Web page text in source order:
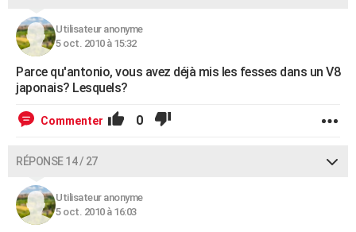
Utilisateur anonyme
5 oct. 2010 à 15:32
Parce qu'antonio, vous avez déjà mis les fesses dans un V8
japonais? Lesquels?
Commenter 0
RÉPONSE 14 / 27
Utilisateur anonyme
5 oct. 2010 à 16:03